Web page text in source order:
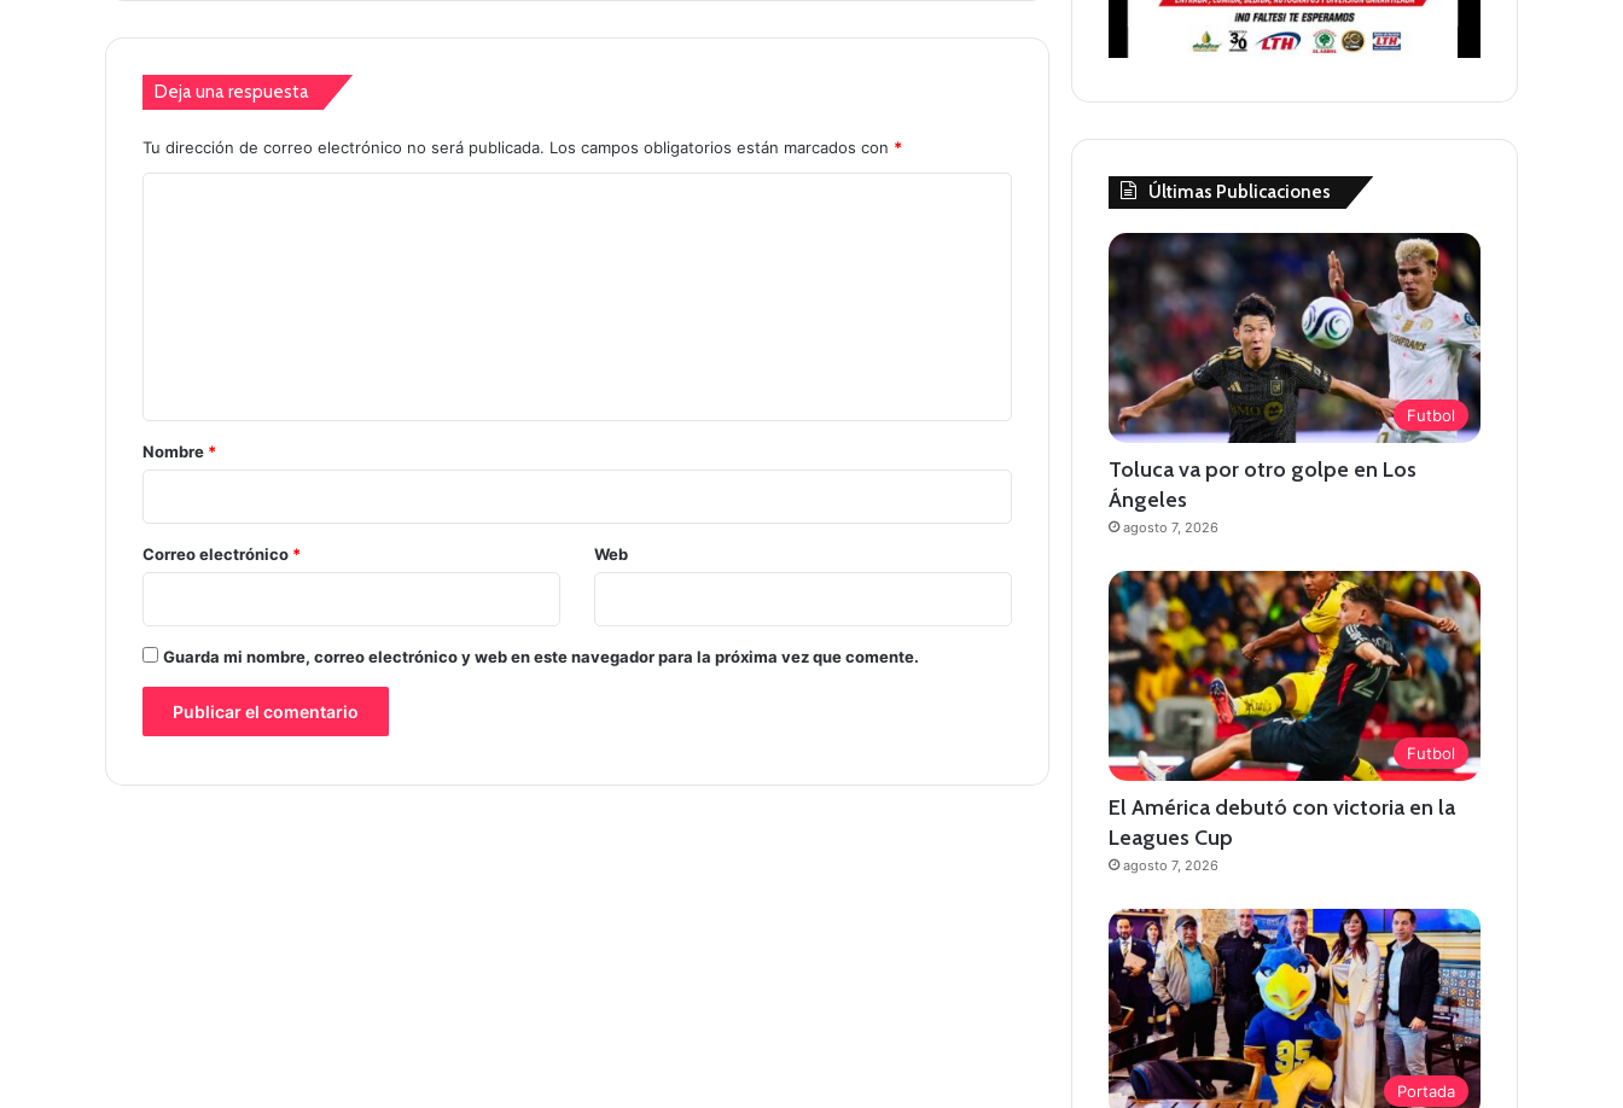
Deja una respuesta
Tu dirección de correo electrónico no será publicada. Los campos obligatorios están marcados con *
r
o
*
Nombre *
Correo electrónico * Web
Guarda mi nombre, correo electrónico y web en este navegador para la próxima vez que comente.
Últimas Publicaciones
Futbol
Toluca va por otro golpe en Los
Ángeles
agosto 7, 2026
Futbol
El América debutó con victoria en la
Leagues Cup
agosto 7, 2026
Portada